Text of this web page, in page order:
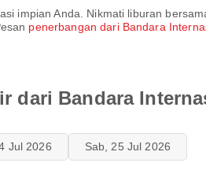
impian Anda. Nikmati liburan
penerbangan dari Bandara
dari Bandara
Jul 2026 Sab, 25 Jul 2026